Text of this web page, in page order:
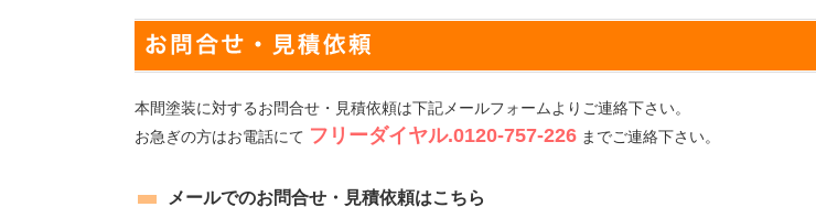
本間塗装に対するお問合せ・見積依頼は下記メールフォームよりご連絡下さい。
お急ぎの方はお電話にて フリーダイヤル.0120-757-226 までご連絡下さい。
メールでのお問合せ・見積依頼はこちら